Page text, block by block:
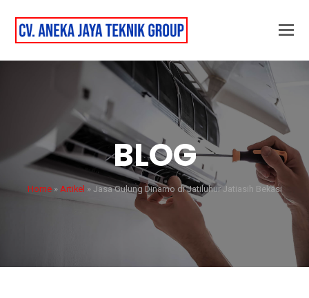
BLOG
Home» Artikel » Jasa Gulung Dinamo di Jatiluhur Jatiasih Bekasi